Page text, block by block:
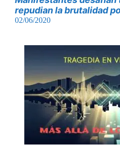
repudian la brutalidad
02/06/2020